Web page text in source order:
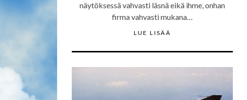
näytöksessä vahvasti läsnä eikä ihme, onhan
firma vahvasti mukana…
LUE LISÄÄ